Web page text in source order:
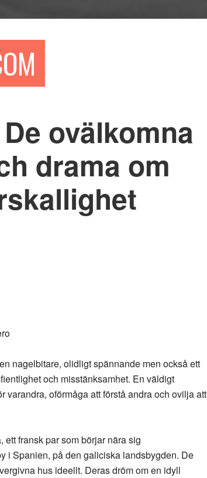
ovälkomna
drama om
nagelbitare, olidligt spännande men också ett
och misstänksamhet. En väldigt
oförmåga att förstå andra och ovilja att
ett fransk par som börjar nära sig
i Spanien, på den galiciska landsbygden. De
hus ideellt. Deras dröm om en idyll